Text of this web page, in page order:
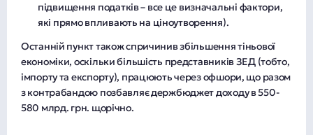
підвищення податків – все це визначальні фактори,
які прямо впливають на ціноутворення).
Останній пункт також спричинив збільшення тіньової
економіки, оскільки більшість представників ЗЕД (тобто,
імпорту та експорту), працюють через офшори, що разом
з контрабандою позбавляє держбюджет доходу в 550-
580 млрд. грн. щорічно.